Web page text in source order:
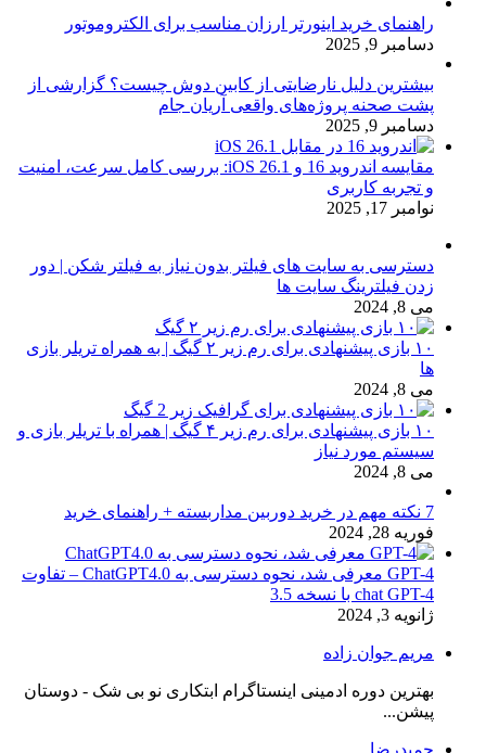
راهنمای خرید اینورتر ارزان مناسب برای الکتروموتور
دسامبر 9, 2025
بیشترین دلیل نارضایتی از کابین دوش چیست؟ گزارشی از
پشت صحنه پروژه‌های واقعی آریان جام
دسامبر 9, 2025
مقایسه اندروید 16 و iOS 26.1: بررسی کامل سرعت، امنیت
و تجربه کاربری
نوامبر 17, 2025
دسترسی به سایت های فیلتر بدون نیاز به فیلتر شکن | دور
زدن فیلترینگ سایت ها
می 8, 2024
۱۰ بازی پیشنهادی برای رم زیر ۲ گیگ | به همراه تریلر بازی
ها
می 8, 2024
۱۰ بازی پیشنهادی برای رم زیر ۴ گیگ | همراه با تریلر بازی و
سیستم مورد نیاز
می 8, 2024
7 نکته مهم در خرید دوربین مداربسته + راهنمای خرید
فوریه 28, 2024
GPT-4 معرفی شد، نحوه دسترسی به ChatGPT4.0 – تفاوت
chat GPT-4 با نسخه 3.5
ژانویه 3, 2024
مریم جوان زاده
بهترین دوره ادمینی اینستاگرام ابتکاری نو بی شک - دوستان
پیشن...
حمیدرضا